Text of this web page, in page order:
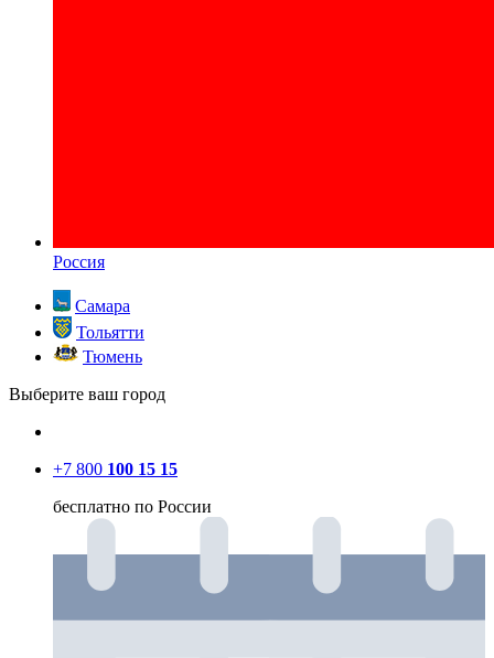
Россия
Самара
Тольятти
Тюмень
Выберите ваш город
+7 800 100 15 15
бесплатно по России